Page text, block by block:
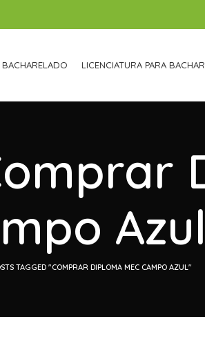
LICENCIATURA PARA
Azul
TAGGED "COMPRAR DIPLOMA MEC CAMPO AZUL"